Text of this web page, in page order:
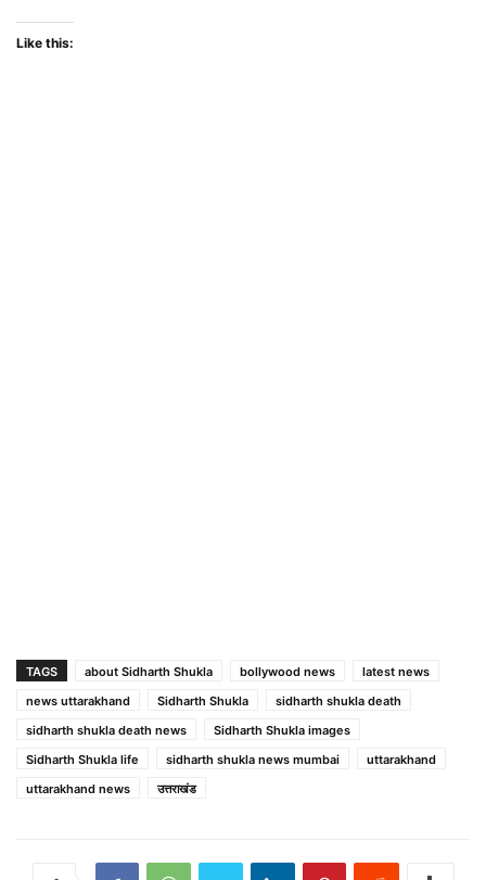
Like this:
TAGS about Sidharth Shukla bollywood news
latest news
news uttarakhand
Sidharth Shukla
sidharth shukla death
sidharth shukla death news
Sidharth Shukla images
Sidharth Shukla life
sidharth shukla news mumbai
uttarakhand
uttarakhand news
उत्तराखंड